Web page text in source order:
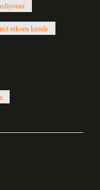
rekoru kimde